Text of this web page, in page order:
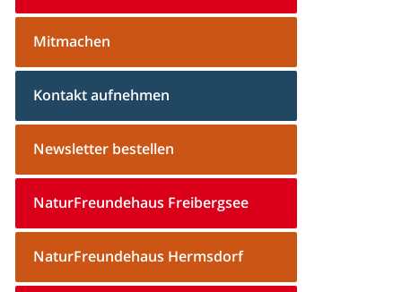
Mitmachen
Kontakt aufnehmen
Newsletter bestellen
NaturFreundehaus Freibergsee
NaturFreundehaus Hermsdorf